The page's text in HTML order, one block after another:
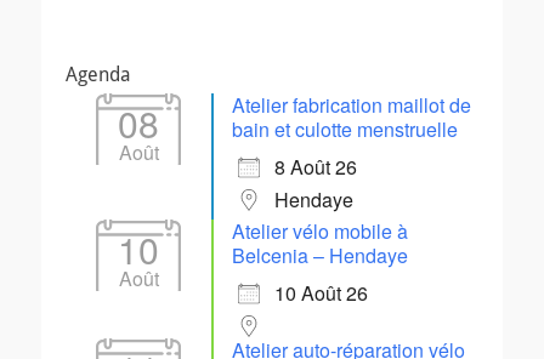
Agenda
08
Août
Atelier fabrication maillot de
bain et culotte menstruelle
8 Août 26
Hendaye
10
Août
Atelier vélo mobile à
Belcenia – Hendaye
10 Août 26
Atelier auto-réparation vélo